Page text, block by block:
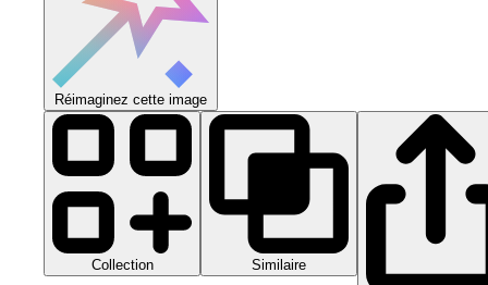
Réimaginez cette image
Collection Similaire